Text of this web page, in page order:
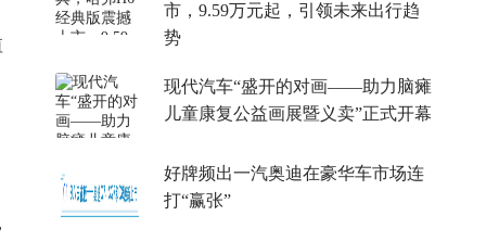
市，9.59万元起，引领未来出行趋
势
现代汽车“盛开的对画——助力脑瘫
儿童康复公益画展暨义卖”正式开幕
好牌频出一汽奥迪在豪华车市场连
打“赢张”